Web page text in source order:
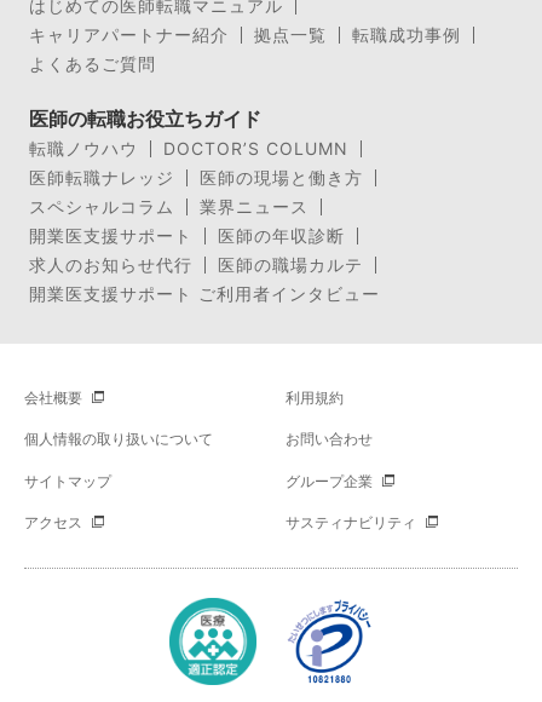
はじめての医師転職マニュアル
キャリアパートナー紹介
拠点一覧
転職成功事例
よくあるご質問
医師の転職お役立ちガイド
転職ノウハウ
DOCTOR’S COLUMN
医師転職ナレッジ
医師の現場と働き方
スペシャルコラム
業界ニュース
開業医支援サポート
医師の年収診断
求人のお知らせ代行
医師の職場カルテ
開業医支援サポート ご利用者インタビュー
会社概要 利用規約
個人情報の取り扱いについて お問い合わせ
サイトマップ グループ企業
アクセス サスティナビリティ